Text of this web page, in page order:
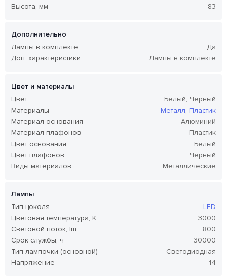
Высота, мм
83
Дополнительно
Лампы в комплекте
Да
Доп. характеристики
Лампы в комплекте
Цвет и материалы
Цвет
Белый, Черный
Материалы
Металл, Пластик
Материал основания
Алюминий
Материал плафонов
Пластик
Цвет основания
Белый
Цвет плафонов
Черный
Виды материалов
Металлические
Лампы
Тип цоколя
LED
Цветовая температура, K
3000
Световой поток, lm
800
Срок службы, ч
30000
Тип лампочки (основной)
Светодиодная
Напряжение
14